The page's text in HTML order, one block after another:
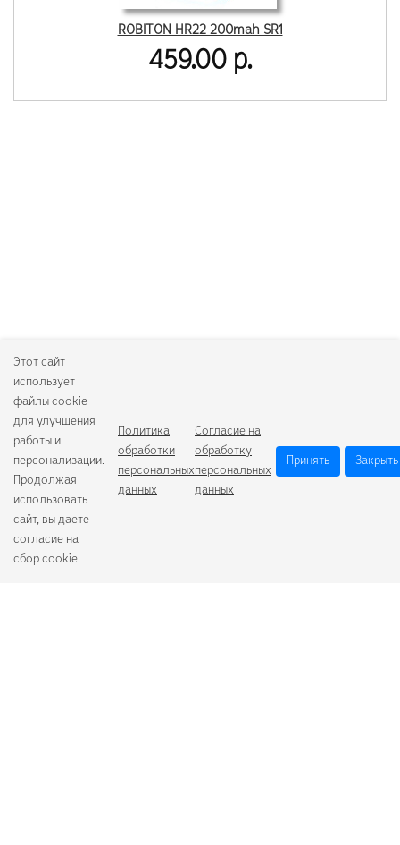
ROBITON HR22 200mah SR1
459.00 р.
Этот сайт
использует
файлы cookie
для улучшения
работы и
персонализации.
Продолжая
использовать
сайт, вы даете
согласие на
сбор cookie.
Политика
обработки
персональных
данных
Согласие на
обработку
персональных
данных
Принять Закрыть